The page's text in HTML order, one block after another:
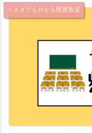
うさぎでも分かる懸賞教室